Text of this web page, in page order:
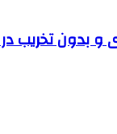
و بدون تخریب